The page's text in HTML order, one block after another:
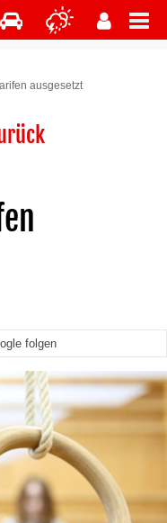
ausgesetzt
folgen